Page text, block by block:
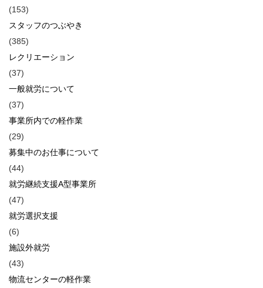
(153)
スタッフのつぶやき
(385)
レクリエーション
(37)
一般就労について
(37)
事業所内での軽作業
(29)
募集中のお仕事について
(44)
就労継続支援A型事業所
(47)
就労選択支援
(6)
施設外就労
(43)
物流センターの軽作業